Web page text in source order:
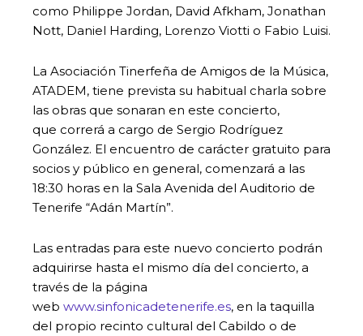
como Philippe Jordan, David Afkham, Jonathan
Nott, Daniel Harding, Lorenzo Viotti o Fabio Luisi.
La Asociación Tinerfeña de Amigos de la Música,
ATADEM, tiene prevista su habitual charla sobre
las obras que sonaran en este concierto,
que correrá a cargo de Sergio Rodríguez
González. El encuentro de carácter gratuito para
socios y público en general, comenzará a las
18:30 horas en la Sala Avenida del Auditorio de
Tenerife “Adán Martín”.
Las entradas para este nuevo concierto podrán
adquirirse hasta el mismo día del concierto, a
través de la página
web www.sinfonicadetenerife.es, en la taquilla
del propio recinto cultural del Cabildo o de